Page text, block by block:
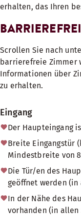
erhalten, das Ihren
Scrollen Sie nach
barrierefreie Zimmer
Informationen über
zu erhalten.
Eingang
Der Haupteingang
Breite Eingangstür
Mindestbreite von
Die Tür/en des
geöffnet werden
In der Nähe des
vorhanden (in allen